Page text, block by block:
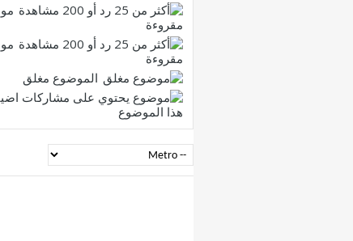
مقروءة
مقروءة
الموضوع مغلق
هذا الموضوع